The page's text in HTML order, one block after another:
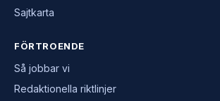
Sajtkarta
FÖRTROENDE
Så jobbar vi
Redaktionella riktlinjer